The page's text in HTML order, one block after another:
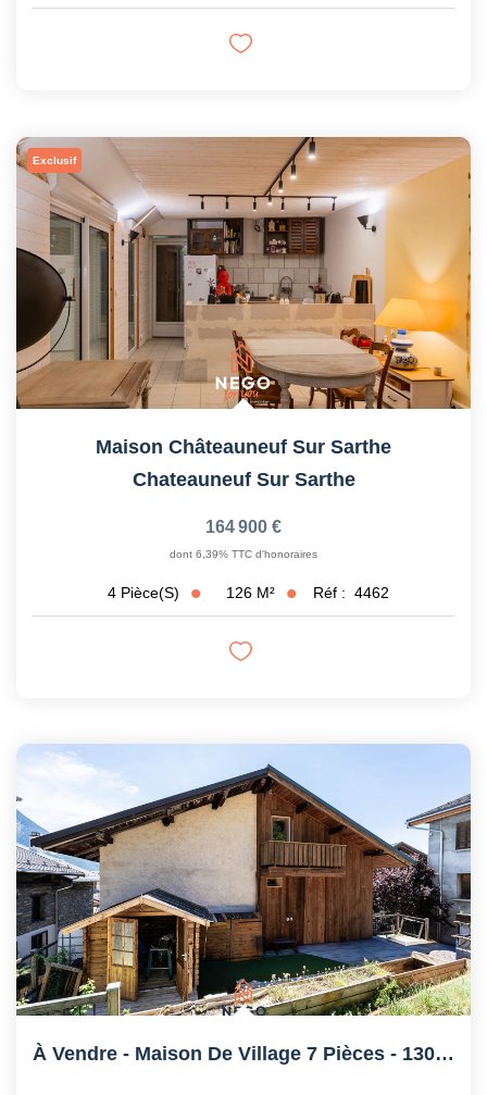
Exclusif
Maison Châteauneuf Sur Sarthe
Chateauneuf Sur Sarthe
164 900 €
dont 6,39% TTC d'honoraires
4 Pièce(s) 126 M² Réf : 4462
À Vendre - Maison De Village 7 Pièces - 130 M² - Tincave